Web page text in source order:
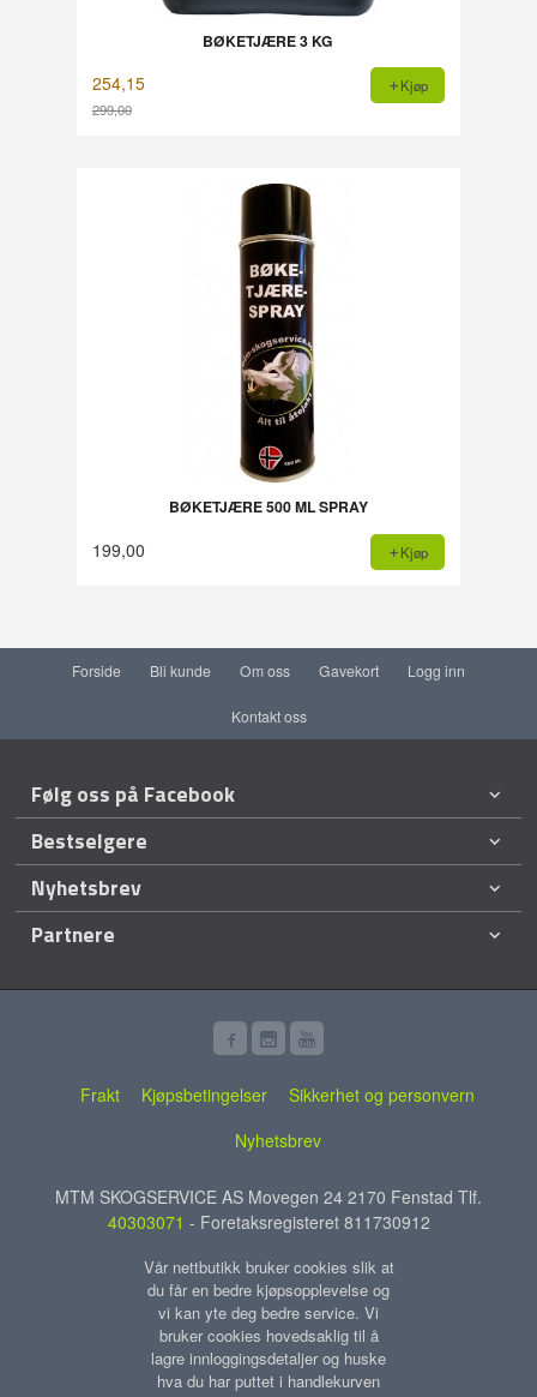
BØKETJÆRE 3 KG
254,15
299,00
Kjøp
BØKETJÆRE 500 ML SPRAY
199,00 Kjøp
Forside Bli kunde Om oss Gavekort Logg inn
Kontakt oss
Følg oss på Facebook
Bestselgere
Nyhetsbrev
Partnere
Frakt Kjøpsbetingelser
Sikkerhet og personvern
Nyhetsbrev
MTM SKOGSERVICE AS Movegen 24 2170 Fenstad Tlf.
40303071 - Foretaksregisteret 811730912
Vår nettbutikk bruker cookies slik at
du får en bedre kjøpsopplevelse og
vi kan yte deg bedre service. Vi
bruker cookies hovedsaklig til å
lagre innloggingsdetaljer og huske
hva du har puttet i handlekurven